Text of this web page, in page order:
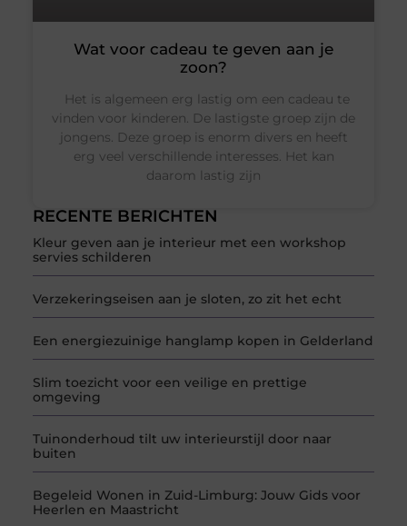
RECENTE BERICHTEN
Kleur geven aan je interieur met een workshop
servies schilderen
Verzekeringseisen aan je sloten, zo zit het echt
Een energiezuinige hanglamp kopen in Gelderland
Slim toezicht voor een veilige en prettige
omgeving
Tuinonderhoud tilt uw interieurstijl door naar
buiten
Begeleid Wonen in Zuid-Limburg: Jouw Gids voor
Heerlen en Maastricht
Wat voor cadeau te geven aan je
zoon?
Het is algemeen erg lastig om een cadeau te
vinden voor kinderen. De lastigste groep zijn de
jongens. Deze groep is enorm divers en heeft
erg veel verschillende interesses. Het kan
daarom lastig zijn